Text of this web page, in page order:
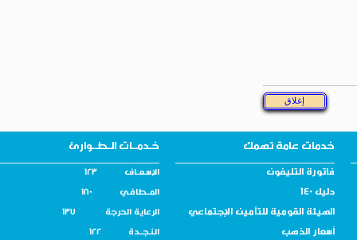
خدمات عامة تهمك خـدمــات الـطــوارئ
فاتورة التليفون الإسـعــاف 123
دليل 140 المــطافـي 180
الهيئة القومية للتأمين الإجتماعي الرعاية الحرجة 137
أسعار الذهب النـجــدة 122